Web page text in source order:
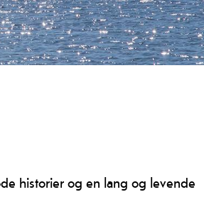
historier og en lang og levende